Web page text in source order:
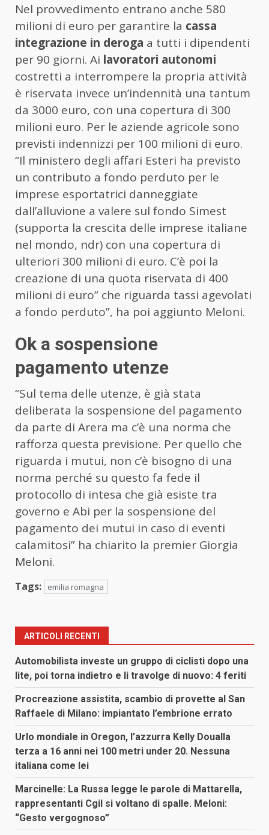
Nel provvedimento entrano anche 580
milioni di euro per garantire la cassa
integrazione in deroga a tutti i dipendenti
per 90 giorni. Ai lavoratori autonomi
costretti a interrompere la propria attività
è riservata invece un’indennità una tantum
da 3000 euro, con una copertura di 300
milioni euro. Per le aziende agricole sono
previsti indennizzi per 100 milioni di euro.
“Il ministero degli affari Esteri ha previsto
un contributo a fondo perduto per le
imprese esportatrici danneggiate
dall’alluvione a valere sul fondo Simest
(supporta la crescita delle imprese italiane
nel mondo, ndr) con una copertura di
ulteriori 300 milioni di euro. C’è poi la
creazione di una quota riservata di 400
milioni di euro” che riguarda tassi agevolati
a fondo perduto”, ha poi aggiunto Meloni.
Ok a sospensione
pagamento utenze
“Sul tema delle utenze, è già stata
deliberata la sospensione del pagamento
da parte di Arera ma c’è una norma che
rafforza questa previsione. Per quello che
riguarda i mutui, non c’è bisogno di una
norma perché su questo fa fede il
protocollo di intesa che già esiste tra
governo e Abi per la sospensione del
pagamento dei mutui in caso di eventi
calamitosi” ha chiarito la premier Giorgia
Meloni.
Tags: emilia romagna
ARTICOLI RECENTI
Automobilista investe un gruppo di ciclisti dopo una
lite, poi torna indietro e li travolge di nuovo: 4 feriti
Procreazione assistita, scambio di provette al San
Raffaele di Milano: impiantato l’embrione errato
Urlo mondiale in Oregon, l’azzurra Kelly Doualla
terza a 16 anni nei 100 metri under 20. Nessuna
italiana come lei
Marcinelle: La Russa legge le parole di Mattarella,
rappresentanti Cgil si voltano di spalle. Meloni:
“Gesto vergognoso”